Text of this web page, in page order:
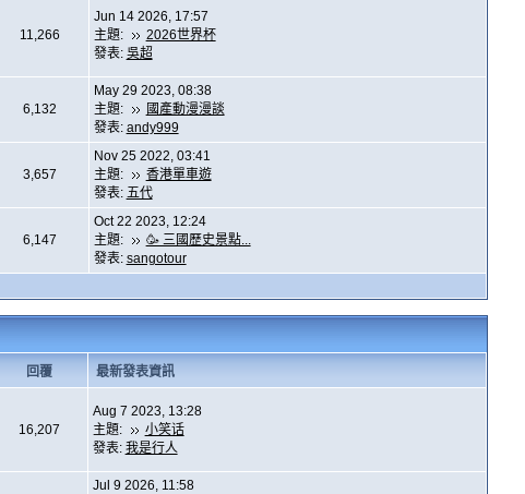
11,266
Jun 14 2026, 17:57
主題:
2026世界杯
發表: 吳超
6,132
May 29 2023, 08:38
主題:
國產動漫漫談
發表: andy999
3,657
Nov 25 2022, 03:41
主題:
香港單車遊
發表: 五代
6,147
Oct 22 2023, 12:24
主題:
🥳 三國歷史景點...
發表: sangotour
回覆 最新發表資訊
16,207
Aug 7 2023, 13:28
主題:
小笑话
發表: 我是行人
Jul 9 2026, 11:58